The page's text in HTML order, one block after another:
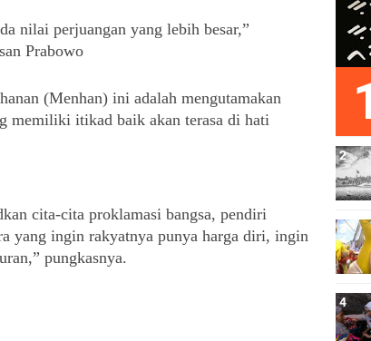
nilai perjuangan yang lebih besar,”
Prabowo
(Menhan) ini adalah mengutamakan
memiliki itikad baik akan terasa di hati
cita-cita proklamasi bangsa, pendiri
yang ingin rakyatnya punya harga diri, ingin
pungkasnya.